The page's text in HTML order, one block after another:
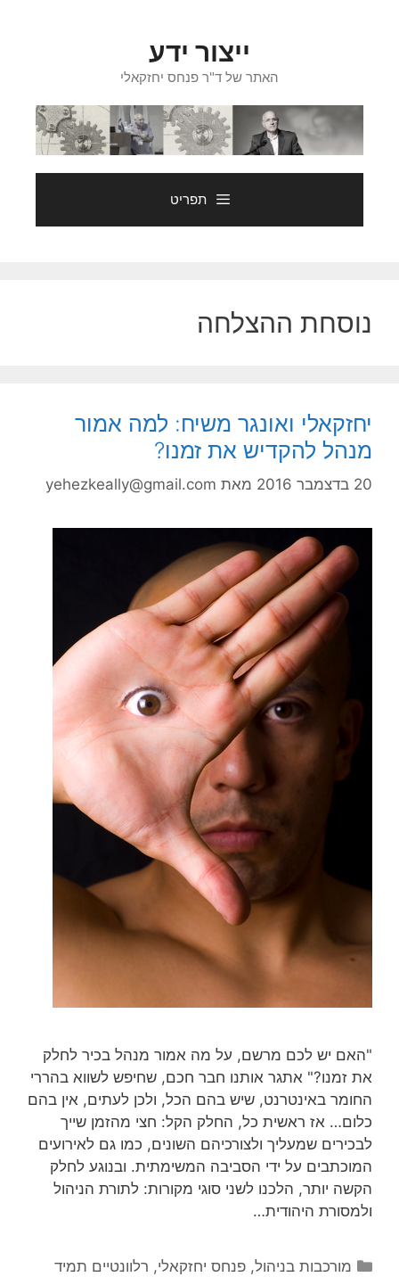
ייצור ידע
האתר של ד"ר פנחס יחזקאלי
תפריט
נוסחת ההצלחה
יחזקאלי ואונגר משיח: למה אמור
מנהל להקדיש את זמנו?
20 בדצמבר 2016 מאת yehezkeally@gmail.com
"האם יש לכם מרשם, על מה אמור מנהל בכיר לחלק
את זמנו?" אתגר אותנו חבר חכם, שחיפש לשווא בהררי
החומר באינטרנט, שיש בהם הכל, ולכן לעתים, אין בהם
כלום… אז ראשית כל, החלק הקל: חצי מהזמן שייך
לבכירים שמעליך ולצורכיהם השונים, כמו גם לאירועים
המוכתבים על ידי הסביבה המשימתית. ובנוגע לחלק
הקשה יותר, הלכנו לשני סוגי מקורות: לתורת הניהול
ולמסורת היהודית…
קטגוריות
מורכבות בניהול,פנחס יחזקאלי, רלוונטיים תמיד